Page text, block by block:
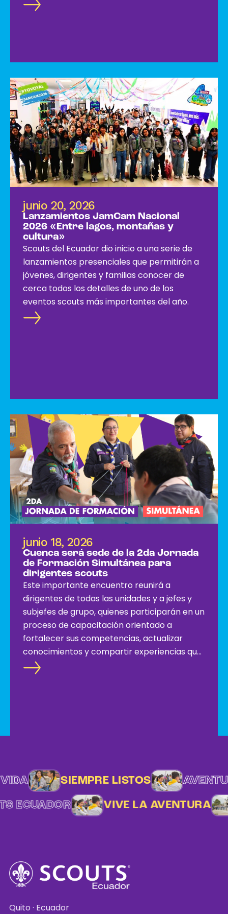
junio 20, 2026
Lanzamientos JamCam Nacional
2026 «Entre lagos, montañas y
cultura»
Scouts del Ecuador dio inicio a una serie de
lanzamientos presenciales que permitirán a
jóvenes, dirigentes y familias conocer de
cerca todos los detalles de uno de los
eventos scouts más importantes del año.
junio 18, 2026
Cuenca será sede de la 2da Jornada
de Formación Simultánea para
dirigentes scouts
Este importante encuentro reunirá a
dirigentes de todas las unidades y a jefes y
subjefes de grupo, quienes participarán en un
proceso de capacitación orientado a
fortalecer sus competencias, actualizar
conocimientos y compartir experiencias que
contribuyan al crecimiento del escultismo en
el país.
SIEMPRE LISTOS
ECUADOR VIVE LA AVENTURA
Quito · Ecuador